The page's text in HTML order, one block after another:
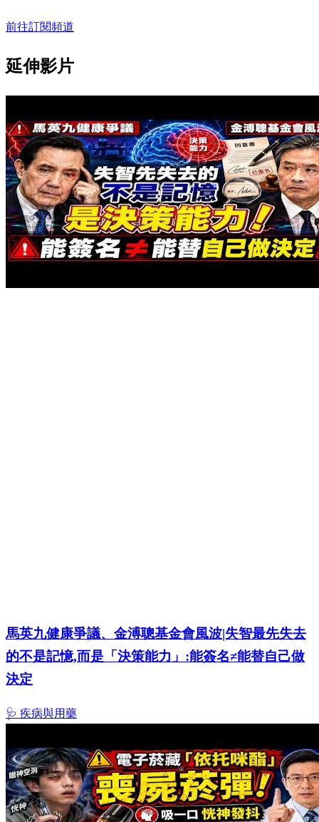
前往訂閱頻道
延伸影片
馬英九健康爭議、金溥聰基金會風波|失智最先失去
的不是記憶,而是「決策能力」:能簽名≠能替自己做
決定
🩺 疾病與用藥